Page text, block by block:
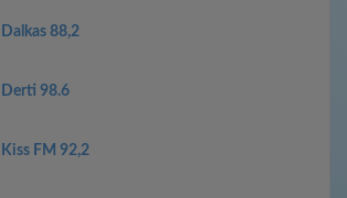
Dalkas 88,2
Derti 98.6
Kiss FM 92,2